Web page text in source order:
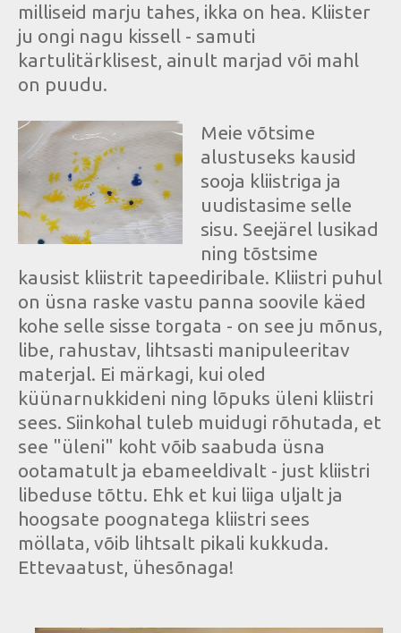
milliseid marju tahes, ikka on hea. Kliister
ju ongi nagu kissell - samuti
kartulitärklisest, ainult marjad või mahl
on puudu.
Meie võtsime
alustuseks kausid
sooja kliistriga ja
uudistasime selle
sisu. Seejärel lusikad
ning tõstsime
kausist kliistrit tapeediribale. Kliistri puhul
on üsna raske vastu panna soovile käed
kohe selle sisse torgata - on see ju mõnus,
libe, rahustav, lihtsasti manipuleeritav
materjal. Ei märkagi, kui oled
küünarnukkideni ning lõpuks üleni kliistri
sees. Siinkohal tuleb muidugi rõhutada, et
see "üleni" koht võib saabuda üsna
ootamatult ja ebameeldivalt - just kliistri
libeduse tõttu. Ehk et kui liiga uljalt ja
hoogsate poognatega kliistri sees
möllata, võib lihtsalt pikali kukkuda.
Ettevaatust, ühesõnaga!